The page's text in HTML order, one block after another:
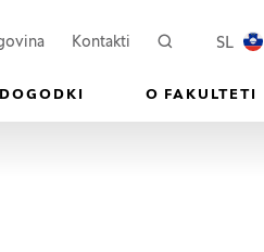
(Odpre se v novem oknu)
Kontakti Iskanje SL
DOGODKI O FAKULTETI